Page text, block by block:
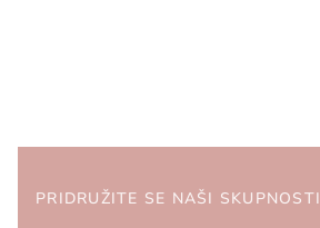
PRIDRUŽITE SE NAŠI SKUPNOSTI